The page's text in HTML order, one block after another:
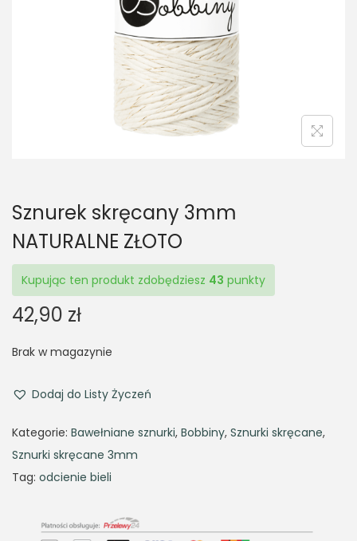
t
i
o
n
t
Sznurek skręcany 3mm
NATURALNE ZŁOTO
Kupując ten produkt zdobędziesz 43 punkty
42,90 zł
Brak w magazynie
Dodaj do Listy Życzeń
Kategorie: Bawełniane sznurki, Bobbiny, Sznurki skręcane,
Sznurki skręcane 3mm
Tag: odcienie bieli